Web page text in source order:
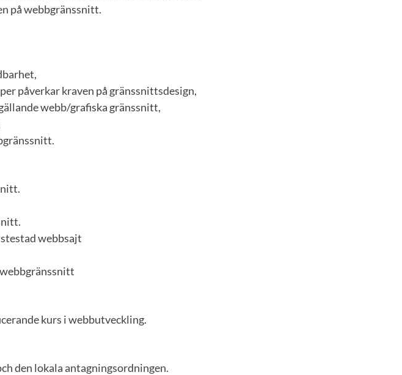
på webbgränssnitt.
påverkar kraven på gränssnittsdesign,
webb/grafiska gränssnitt,
webbsajt
kurs i webbutveckling.
den lokala antagningsordningen.